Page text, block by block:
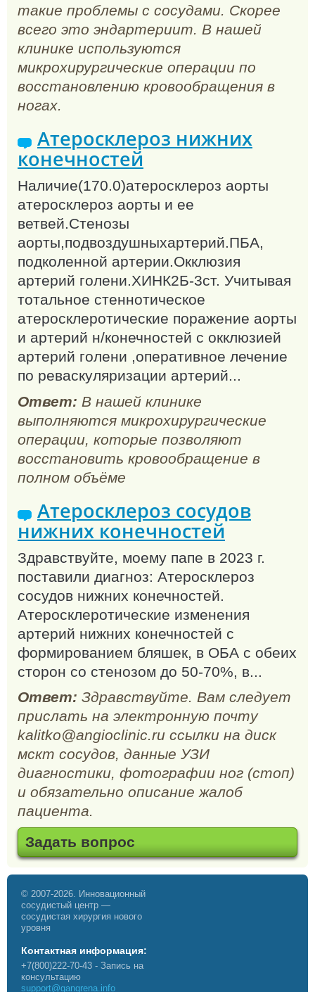
такие проблемы с сосудами. Скорее
всего это эндартериит. В нашей
клинике используются
микрохирургические операции по
восстановлению кровообращения в
ногах.
Атеросклероз нижних
конечностей
Наличие(170.0)атеросклероз аорты
атеросклероз аорты и ее
ветвей.Стенозы
аорты,подвоздушныхартерий.ПБА,
подколенной артерии.Окклюзия
артерий голени.ХИНК2Б-3ст. Учитывая
тотальное стеннотическое
атеросклеротические поражение аорты
и артерий н/конечностей с окклюзией
артерий голени ,оперативное лечение
по реваскуляризации артерий...
Ответ: В нашей клинике
выполняются микрохирургические
операции, которые позволяют
восстановить кровообращение в
полном объёме
Атеросклероз сосудов
нижних конечностей
Здравствуйте, моему папе в 2023 г.
поставили диагноз: Атеросклероз
сосудов нижних конечностей.
Атеросклеротические изменения
артерий нижних конечностей с
формированием бляшек, в ОБА с обеих
сторон со стенозом до 50-70%, в...
Ответ: Здравствуйте. Вам следует
прислать на электронную почту
kalitko@angioclinic.ru ссылки на диск
мскт сосудов, данные УЗИ
диагностики, фотографии ног (стоп)
и обязательно описание жалоб
пациента.
Задать вопрос
© 2007-2026. Инновационный
сосудистый центр —
сосудистая хирургия нового
уровня
Контактная информация:
+7(800)222-70-43 - Запись на
консультацию
support@gangrena.info